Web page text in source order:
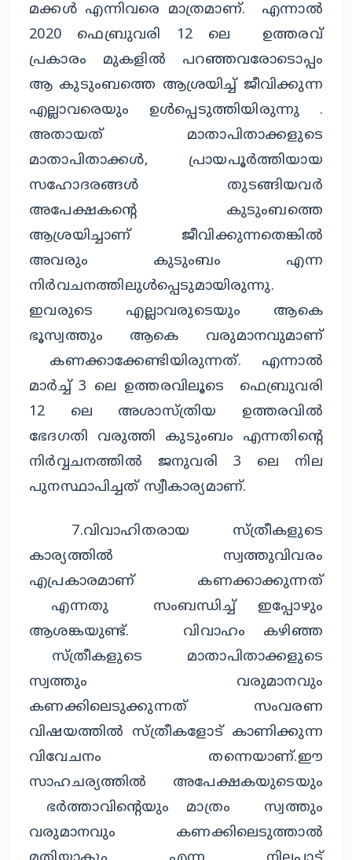
മക്കൾ എന്നിവരെ മാത്രമാണ്. എന്നാൽ
2020 ഫെബ്രുവരി 12 ലെ ഉത്തരവ്
പ്രകാരം മുകളിൽ പറഞ്ഞവരോടൊപ്പം
ആ കുടുംബത്തെ ആശ്രയിച്ച് ജീവിക്കുന്ന
എല്ലാവരെയും ഉൾപ്പെടുത്തിയിരുന്നു .
അതായത് മാതാപിതാക്കളുടെ
മാതാപിതാക്കൾ, പ്രായപൂർത്തിയായ
സഹോദരങ്ങൾ തുടങ്ങിയവർ
അപേക്ഷകൻ്റെ കുടുംബത്തെ
ആശ്രയിച്ചാണ് ജീവിക്കുന്നതെങ്കിൽ
അവരും കുടുംബം എന്ന
നിർവചനത്തിലുൾപ്പെടുമായിരുന്നു.
ഇവരുടെ എല്ലാവരുടെയും ആകെ
ഭൂസ്വത്തും ആകെ വരുമാനവുമാണ്
കണക്കാക്കേണ്ടിയിരുന്നത്. എന്നാൽ
മാർച്ച് 3 ലെ ഉത്തരവിലൂടെ ഫെബ്രുവരി
12 ലെ അശാസ്ത്രിയ ഉത്തരവിൽ
ഭേദഗതി വരുത്തി കുടുംബം എന്നതിന്റെ
നിർവ്വചനത്തിൽ ജനുവരി 3 ലെ നില
പുനസ്ഥാപിച്ചത് സ്വീകാര്യമാണ്.
7.വിവാഹിതരായ സ്ത്രീകളുടെ
കാര്യത്തിൽ സ്വത്തുവിവരം
എപ്രകാരമാണ് കണക്കാക്കുന്നത്
എന്നതു സംബന്ധിച്ച് ഇപ്പോഴും
ആശങ്കയുണ്ട്. വിവാഹം കഴിഞ്ഞ
സ്ത്രീകളുടെ മാതാപിതാക്കളുടെ
സ്വത്തും വരുമാനവും
കണക്കിലെടുക്കുന്നത് സംവരണ
വിഷയത്തിൽ സ്ത്രീകളോട് കാണിക്കുന്ന
വിവേചനം തന്നെയാണ്.ഈ
സാഹചര്യത്തിൽ അപേക്ഷകയുടെയും
ഭർത്താവിന്റെയും മാത്രം സ്വത്തും
വരുമാനവും കണക്കിലെടുത്താൽ